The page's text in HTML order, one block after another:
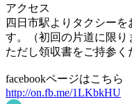
アクセス
四日市駅よりタクシー
す。（初回の片道に限り
ただし領収書をご持参く
facebookページはこちら
http://on.fb.me/1LKbkHU